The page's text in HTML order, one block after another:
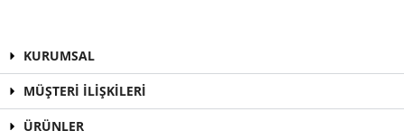
KURUMSAL
MÜŞTERİ İLİŞKİLERİ
ÜRÜNLER